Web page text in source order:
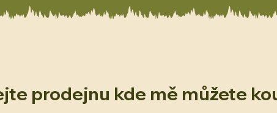
prodejnu kde mě můžete